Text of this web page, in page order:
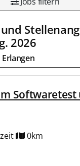
2026
Erlangen
Softwaretest
0km